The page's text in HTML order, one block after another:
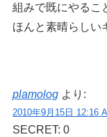
組みで既にやる
ほんと素晴らしい
plamolog より:
2010年9月15日 12:16
SECRET: 0